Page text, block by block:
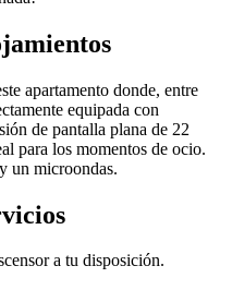
apartamento donde, entre
equipada con
de pantalla plana de 22
para los momentos de ocio.
un microondas.
a tu disposición.